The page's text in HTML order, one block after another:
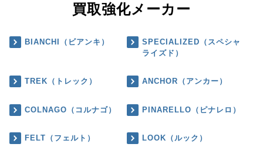
買取強化メーカー
BIANCHI（ビアンキ）
SPECIALIZED（スペシャ
ライズド）
TREK（トレック） ANCHOR（アンカー）
COLNAGO（コルナゴ） PINARELLO（ピナレロ）
FELT（フェルト） LOOK（ルック）